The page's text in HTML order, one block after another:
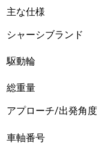
主な仕様
シャーシブランド
駆動輪
総重量
アプローチ/出発角度
車軸番号